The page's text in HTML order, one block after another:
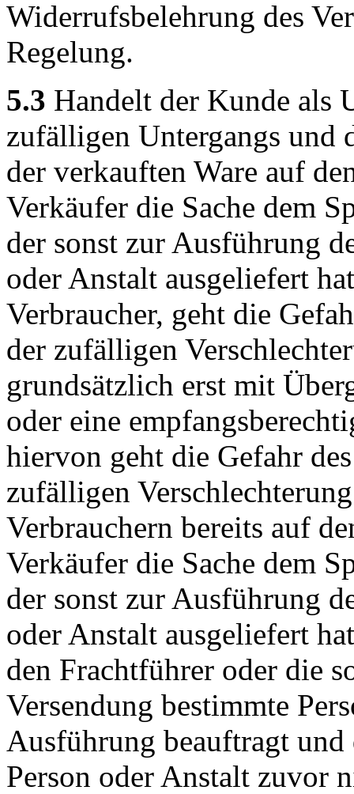
Widerrufsbelehrung des
Regelung.
5.3 Handelt der Kunde als
zufälligen Untergangs und
der verkauften Ware auf
Verkäufer die Sache dem
der sonst zur Ausführung
oder Anstalt ausgeliefert
Verbraucher, geht die
der zufälligen
grundsätzlich erst mit
oder eine
hiervon geht die Gefahr
zufälligen
Verbrauchern bereits auf
Verkäufer die Sache dem
der sonst zur Ausführung
oder Anstalt ausgeliefert
den Frachtführer oder die
Versendung bestimmte
Ausführung beauftragt und
Person oder Anstalt zuvor